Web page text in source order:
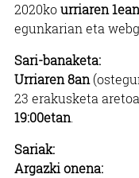
2020kourriaren 1ean
egunkarian eta
Sari-banaketa:
Urriaren 8an
23 erakusketa
19:00etan.
Sariak:
Argazki onena: